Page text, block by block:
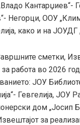
Кантарџиев“-
Негорци, ООУ
како и на ЈОУДГ
сметки,
работа во 2026
ЈОУ
Гевгелија, ЈОУ
дом „Јосип
за